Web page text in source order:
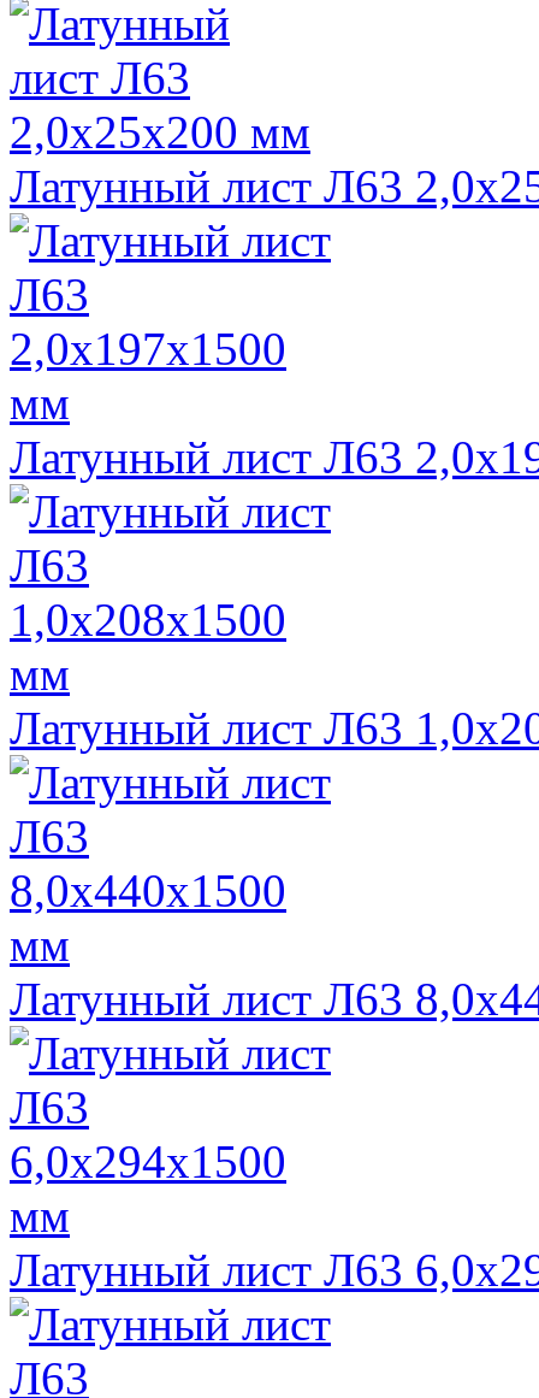
Латунный лист Л63
Латунный лист Л63
Латунный лист Л63
Латунный лист Л63
Латунный лист Л63